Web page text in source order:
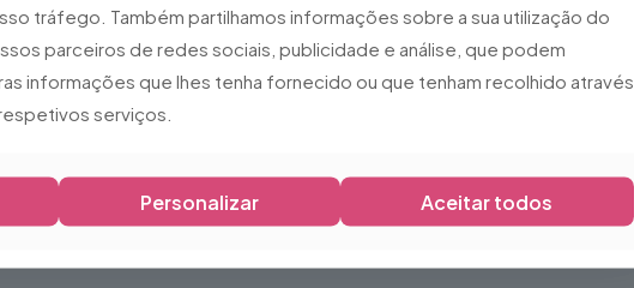
tráfego. Também partilhamos informações sobre a sua utilização do
parceiros de redes sociais, publicidade e análise, que podem
informações que lhes tenha fornecido ou que tenham recolhido através
serviços.
Personalizar Aceitar todos